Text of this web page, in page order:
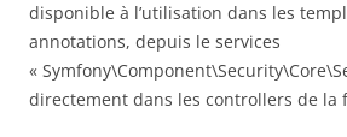
disponible à l’utilisation dans les
annotations, depuis le services
«
directement dans les controllers de la